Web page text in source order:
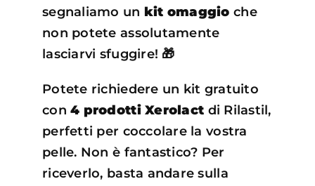
segnaliamo un kit omaggio che
non potete assolutamente
lasciarvi sfuggire! 🎁
Potete richiedere un kit gratuito
con4 prodotti Xerolact di Rilastil,
perfetti per coccolare la vostra
pelle. Non è fantastico? Per
riceverlo, basta andare sulla